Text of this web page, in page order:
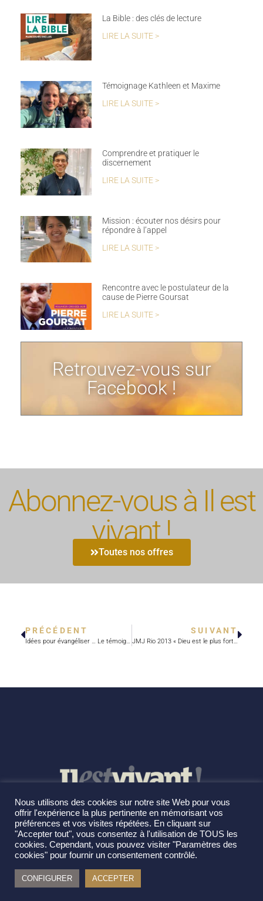
La Bible : des clés de lecture
LIRE LA SUITE >
Témoignage Kathleen et Maxime
LIRE LA SUITE >
Comprendre et pratiquer le
discernement
LIRE LA SUITE >
Mission : écouter nos désirs pour
répondre à l’appel
LIRE LA SUITE >
Rencontre avec le postulateur de la
cause de Pierre Goursat
LIRE LA SUITE >
Retrouvez-vous sur
Facebook !
Abonnez-vous à Il est
vivant !
Toutes nos offres
PRÉCÉDENT
Idées pour évangéliser … Le témoignage, perle de la mission
SUIVANT
JMJ Rio 2013 « Dieu est le plus fort ! » : François inaugure les JMJ à Aparecida
Nous utilisons des cookies sur notre site Web pour vous
offrir l'expérience la plus pertinente en mémorisant vos
préférences et vos visites répétées. En cliquant sur
"Accepter tout", vous consentez à l'utilisation de TOUS les
cookies. Cependant, vous pouvez visiter "Paramètres des
cookies" pour fournir un consentement contrôlé.
CONFIGURER ACCEPTER